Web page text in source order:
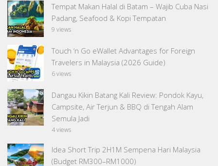
Tempat Makan Halal di Batam – Wajib Cuba Nasi
Padang, Seafood & Kopi Tempatan
9 views
Touch ‘n Go eWallet Advantages for Foreign
Travelers in Malaysia (2026 Guide)
6 views
Dangau Kikin Batang Kali Review: Pondok Kayu,
Campsite, Air Terjun & BBQ di Tengah Alam
Semula Jadi
4 views
Idea Short Trip 2H1M Sempena Hari Malaysia
(Budget RM300–RM1000)